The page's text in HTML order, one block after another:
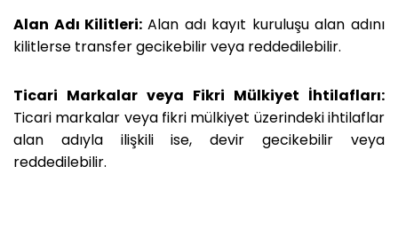
Alan Adı Kilitleri: Alan adı kayıt kuruluşu alan adını
kilitlerse transfer gecikebilir veya reddedilebilir.
Ticari Markalar veya Fikri Mülkiyet İhtilafları:
Ticari markalar veya fikri mülkiyet üzerindeki ihtilaflar
alan adıyla ilişkili ise, devir gecikebilir veya
reddedilebilir.